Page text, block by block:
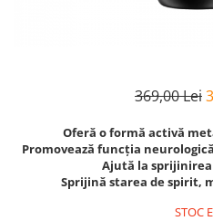
Pure Nutrition USA
Quicksilver Scientific
369,00 Lei
Oferă o formă activă
Promovează funcția
Ajută la
Sprijină starea de spirit,
STOC